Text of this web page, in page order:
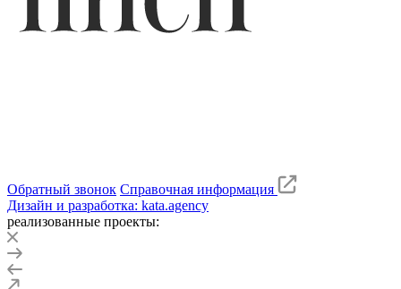
Обратный звонок Справочная информация
Дизайн и разработка: kata.agency
реализованные проекты: